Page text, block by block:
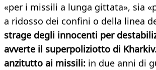
«per i missili a lunga gittata», sia
a ridosso dei confini o della linea
strage degli innocenti per
avverte il superpoliziotto di
anzitutto ai missili: in due anni di